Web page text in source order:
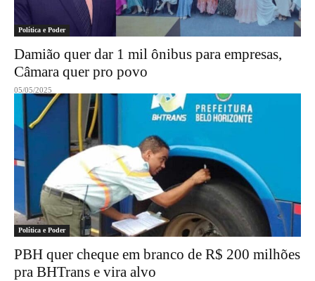
Política e Poder
Damião quer dar 1 mil ônibus para empresas,
Câmara quer pro povo
05/05/2025
Política e Poder
PBH quer cheque em branco de R$ 200 milhões
pra BHTrans e vira alvo